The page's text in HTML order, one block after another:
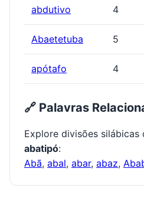
abdutivo 4
Abaetetuba 5
apótafo 4
🔗 Palavras
Explore divisões silábicas
abatipó:
Abã, abal, abar, abaz,